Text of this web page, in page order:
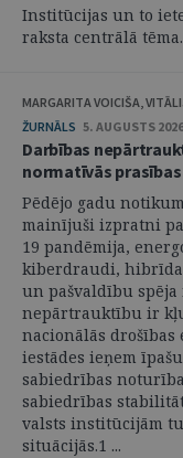
Institūcijas un to
raksta centrālā tēma.
MARGARITA VOICIŠA,
ŽURNĀLS 5. AUGUSTS
Darbības
normatīvās
Pēdējo gadu
mainījuši izpratni
19 pandēmija,
kiberdraudi,
un pašvaldību
nepārtrauktību ir
nacionālās drošības
iestādes ieņem
sabiedrības
sabiedrības
valsts institūcijām
situācijās.1 ...